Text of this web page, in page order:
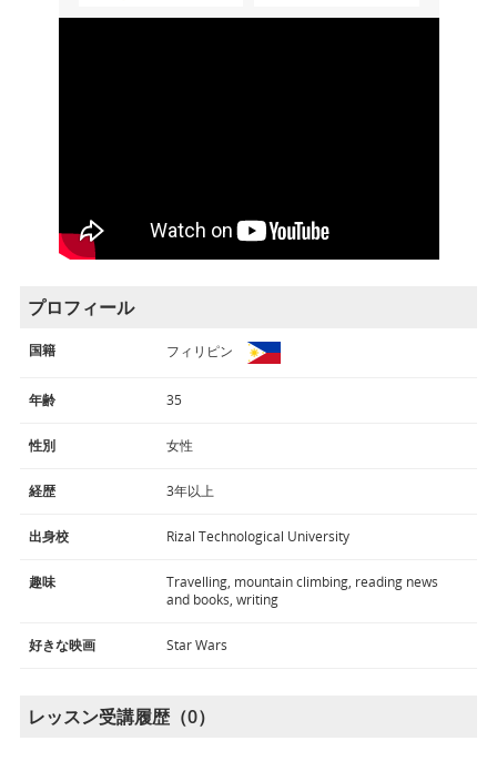
プロフィール
国籍 フィリピン
年齢 35
性別 女性
経歴 3年以上
出身校 Rizal Technological University
趣味
Travelling, mountain climbing, reading news
and books, writing
好きな映画 Star Wars
レッスン受講履歴（0）